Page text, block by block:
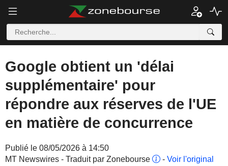
Google obtient un 'délai
supplémentaire' pour
répondre aux réserves de l'UE
en matière de concurrence
Publié le 08/05/2026 à 14:50
MT Newswires - Traduit par Zonebourse
- Voir l'original